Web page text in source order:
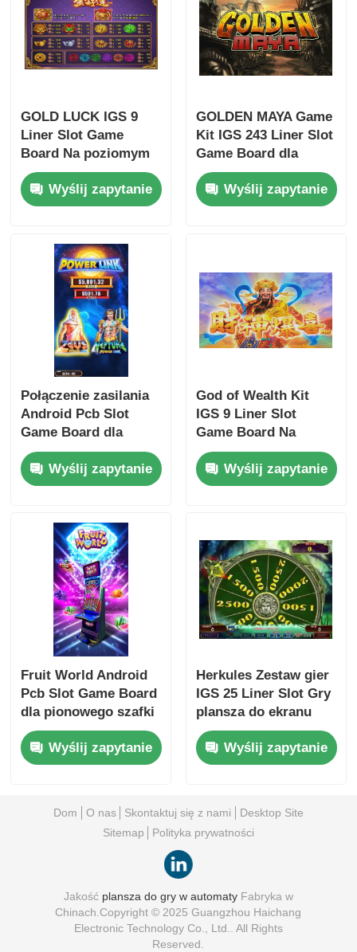
GOLD LUCK IGS 9
Liner Slot Game
Board Na poziomym
ekranie
Wyślij zapytanie
GOLDEN MAYA Game
Kit IGS 243 Liner Slot
Game Board dla
poziomego ekranu
Wyślij zapytanie
Połączenie zasilania
Android Pcb Slot
Game Board dla
pionowej szafki
ekranowej
Wyślij zapytanie
God of Wealth Kit
IGS 9 Liner Slot
Game Board Na
ekranie poziomym
Wyślij zapytanie
Fruit World Android
Pcb Slot Game Board
dla pionowego szafki
ekranowej
Wyślij zapytanie
Herkules Zestaw gier
IGS 25 Liner Slot Gry
plansza do ekranu
poziomego
Wyślij zapytanie
Dom O nas Skontaktuj się z nami
Desktop Site
Sitemap
Polityka prywatności
Jakość plansza do gry w automatyFabryka w
Chinach.Copyright © 2025 Guangzhou Haichang
Electronic Technology Co., Ltd.. All Rights
Reserved.